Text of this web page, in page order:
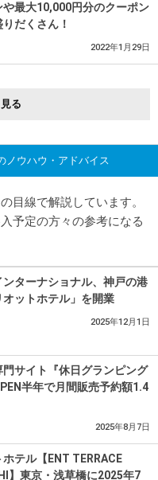
最大10,000円分のクーポン
だくさん！
2022年1月29日
る
ノウハウ・アドバイス
目線で解説しています。
予定の方々の参考になる
ンターナショナル、神戸の港
ットホテル」を開業
2025年12月1日
門サイト『休日グランピング
半年で月間販売予約額1.4
2025年8月7日
テル【ENT TERRACE
】東京・浅草橋に2025年7